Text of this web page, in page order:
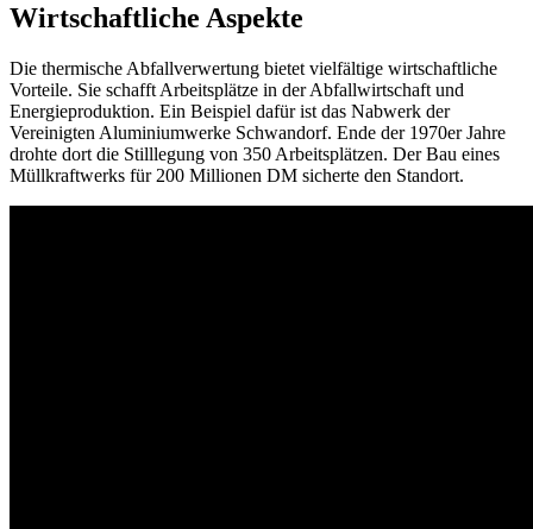
Wirtschaftliche Aspekte
Die thermische Abfallverwertung bietet vielfältige wirtschaftliche
Vorteile. Sie schafft Arbeitsplätze in der Abfallwirtschaft und
Energieproduktion. Ein Beispiel dafür ist das Nabwerk der
Vereinigten Aluminiumwerke Schwandorf. Ende der 1970er Jahre
drohte dort die Stilllegung von 350 Arbeitsplätzen. Der Bau eines
Müllkraftwerks für 200 Millionen DM sicherte den Standort.